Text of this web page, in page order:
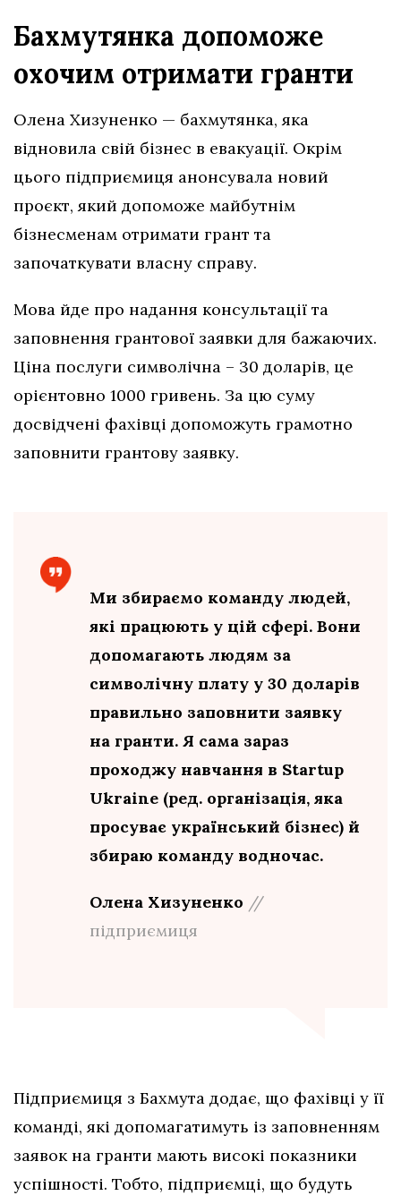
Бахмутянка допоможе
охочим отримати гранти
Олена Хизуненко — бахмутянка, яка
відновила свій бізнес в евакуації. Окрім
цього підприємиця анонсувала новий
проєкт, який допоможе майбутнім
бізнесменам отримати грант та
започаткувати власну справу.
Мова йде про надання консультації та
заповнення грантової заявки для бажаючих.
Ціна послуги символічна – 30 доларів, це
орієнтовно 1000 гривень. За цю суму
досвідчені фахівці допоможуть грамотно
заповнити грантову заявку.
Ми збираємо команду людей,
які працюють у цій сфері. Вони
допомагають людям за
символічну плату у 30 доларів
правильно заповнити заявку
на гранти. Я сама зараз
проходжу навчання в Startup
Ukraine (ред. організація, яка
просуває український бізнес) й
збираю команду водночас.
Олена Хизуненко //
підприємиця
Підприємиця з Бахмута додає, що фахівці у її
команді, які допомагатимуть із заповненням
заявок на гранти мають високі показники
успішності. Тобто, підприємці, що будуть